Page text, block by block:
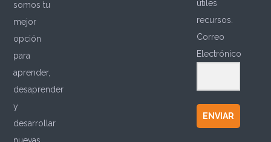
somos tu
mejor
opción
para
aprender,
desaprender
y
desarrollar
nuevas
útiles
recursos.
Correo
Electrónico
ENVIAR